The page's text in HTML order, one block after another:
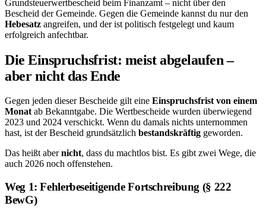
Grundsteuerwertbescheid beim Finanzamt – nicht über den
Bescheid der Gemeinde. Gegen die Gemeinde kannst du nur den
Hebesatz angreifen, und der ist politisch festgelegt und kaum
erfolgreich anfechtbar.
Die Einspruchsfrist: meist abgelaufen –
aber nicht das Ende
Gegen jeden dieser Bescheide gilt eine Einspruchsfrist von einem
Monatab Bekanntgabe. Die Wertbescheide wurden überwiegend
2023 und 2024 verschickt. Wenn du damals nichts unternommen
hast, ist der Bescheid grundsätzlich bestandskräftig geworden.
Das heißt abernicht, dass du machtlos bist. Es gibt zwei Wege, die
auch 2026 noch offenstehen.
Weg 1: Fehlerbeseitigende Fortschreibung (§ 222
BewG)